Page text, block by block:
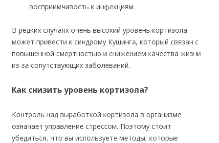
восприимчивость к инфекциям.
В редких случаях очень высокий уровень кортизола
может привести к синдрому Кушинга, который связан с
повышенной смертностью и снижением качества жизни
из-за сопутствующих заболеваний.
Как снизить уровень кортизола?
Контроль над выработкой кортизола в организме
означает управление стрессом. Поэтому стоит
убедиться, что вы используете методы, которые